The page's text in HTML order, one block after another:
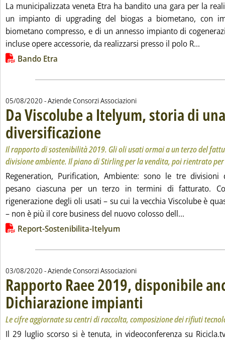
La municipalizzata veneta Etra ha bandito una gara per la
un impianto di upgrading del biogas a biometano, con
biometano compresso, e di un annesso impianto di
incluse opere accessorie, da realizzarsi presso il polo R...
Lista allegati PDF alla notizia
Bando Etra
05/08/2020 - Aziende Consorzi Associazioni
Da Viscolube a Itelyum, storia di una
diversificazione . Sottotitolo: Il rapporto di sostenibilità 2019. Gli
. Pubblicata mercoledì 05 agosto 2020 alle 18.3.
Il rapporto di sostenibilità 2019. Gli oli usati ormai a un terzo del
divisione ambiente. Il piano di Stirling per la vendita, poi rientrato
Regeneration, Purification, Ambiente: sono le tre
pesano ciascuna per un terzo in termini di fatturato.
rigenerazione degli oli usati – su cui la vecchia Viscolube è
– non è più il core business del nuovo colosso dell...
Lista allegati PDF alla notizia
Report-Sostenibilita-Itelyum
03/08/2020 - Aziende Consorzi Associazioni
Rapporto Raee 2019, disponibile
Dichiarazione impianti . Sottotitolo: Le cifre aggiornate
. Pubblicata lunedì 03 agosto
Le cifre aggiornate su centri di raccolta, composizione dei rifiuti
Il 29 luglio scorso si è tenuta, in videoconferenza su